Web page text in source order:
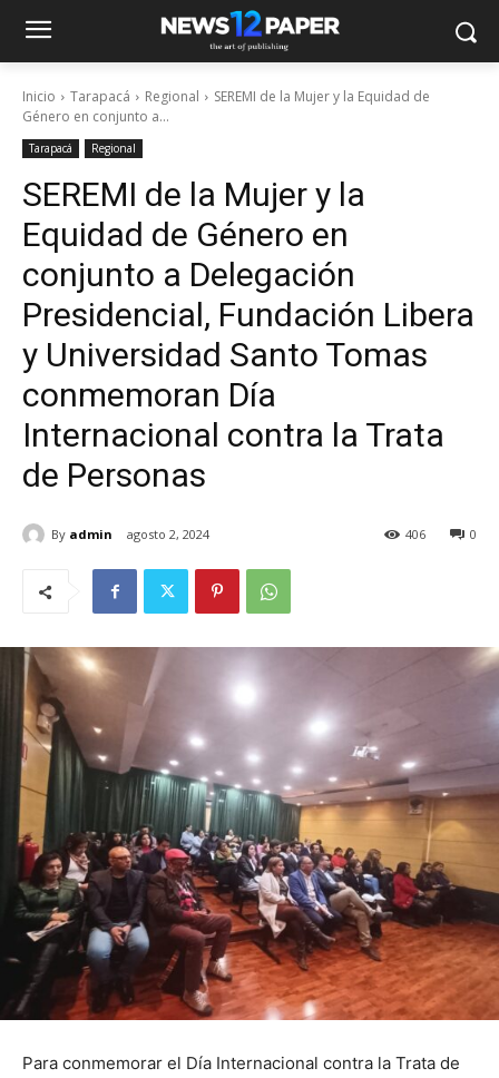
Inicio Tarapacá Regional
SEREMI de la Mujer y la Equidad de
Género en conjunto a...
Tarapacá Regional
SEREMI de la Mujer y la
Equidad de Género en
conjunto a Delegación
Presidencial, Fundación Libera
y Universidad Santo Tomas
conmemoran Día
Internacional contra la Trata
de Personas
By admin agosto 2, 2024 0
406
Para conmemorar el Día Internacional contra la Trata de